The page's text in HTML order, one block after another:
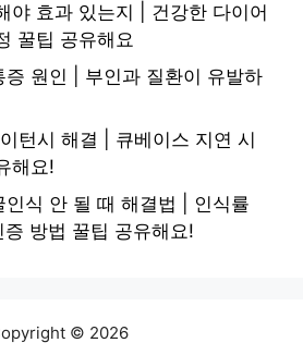
야 효과 있는지 | 건강한 다이어
꿀팁 공유해요
증 원인 | 부인과 질환이 유발하
턴시 해결 | 큐베이스 지연 시
해요!
인식 안 될 때 해결법 | 인식률
방법 꿀팁 공유해요!
© 2026